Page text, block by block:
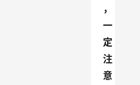
，
一
定
注
意